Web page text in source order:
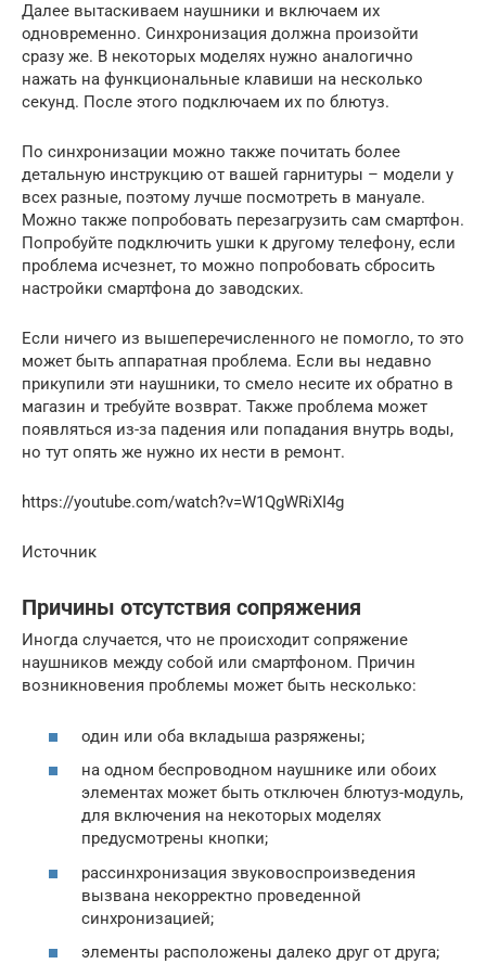
Далее вытаскиваем наушники и включаем их
одновременно. Синхронизация должна произойти
сразу же. В некоторых моделях нужно аналогично
нажать на функциональные клавиши на несколько
секунд. После этого подключаем их по блютуз.
По синхронизации можно также почитать более
детальную инструкцию от вашей гарнитуры – модели у
всех разные, поэтому лучше посмотреть в мануале.
Можно также попробовать перезагрузить сам смартфон.
Попробуйте подключить ушки к другому телефону, если
проблема исчезнет, то можно попробовать сбросить
настройки смартфона до заводских.
Если ничего из вышеперечисленного не помогло, то это
может быть аппаратная проблема. Если вы недавно
прикупили эти наушники, то смело несите их обратно в
магазин и требуйте возврат. Также проблема может
появляться из-за падения или попадания внутрь воды,
но тут опять же нужно их нести в ремонт.
https://youtube.com/watch?v=W1QgWRiXI4g
Источник
Причины отсутствия сопряжения
Иногда случается, что не происходит сопряжение
наушников между собой или смартфоном. Причин
возникновения проблемы может быть несколько:
один или оба вкладыша разряжены;
на одном беспроводном наушнике или обоих
элементах может быть отключен блютуз-модуль,
для включения на некоторых моделях
предусмотрены кнопки;
рассинхронизация звуковоспроизведения
вызвана некорректно проведенной
синхронизацией;
элементы расположены далеко друг от друга;